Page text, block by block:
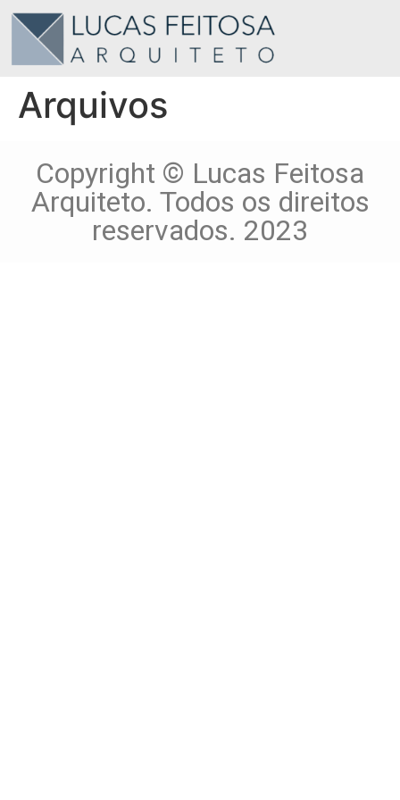
Arquivos
Copyright © Lucas Feitosa
Arquiteto. Todos os direitos
reservados. 2023